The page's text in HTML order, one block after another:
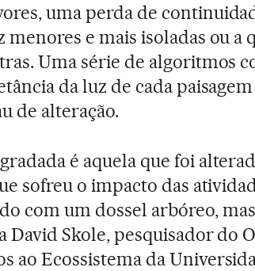
uma perda de
menores e mais isoladas ou a
Uma série de algoritmos
da luz de cada
de alteração.
é aquela que foi
sofreu o impacto das
com um dossel arbóreo,
David Skole, pesquisador do
ao Ecossistema da